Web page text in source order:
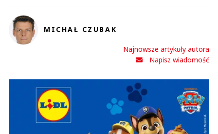
MICHAŁ CZUBAK
Najnowsze artykuły autora
Napisz wiadomość